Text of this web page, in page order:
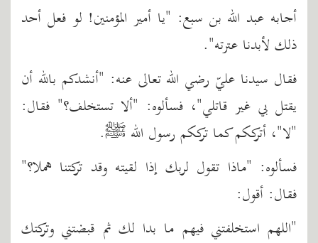
أجابه عبد الله بن سبع: "يا أمير المؤمنين! لو فعل أحد
ذلك لأبدنا عترته".
فقال سيدنا عليّ رضي الله تعالى عنه: "أنشدكم بالله أن
يقتل بي غير قاتلي"، فسألوه: "ألا تستخلف؟" فقال:
"لا"، أترككم كما ترككم رسول الله ﷺ.
فسألوه: "ماذا تقول لربك إذا لقيته وقد تركتنا هملا؟"
فقال: أقول:
"اللهم استخلفتني فيهم ما بدا لك ثم قبضتني وتركتك